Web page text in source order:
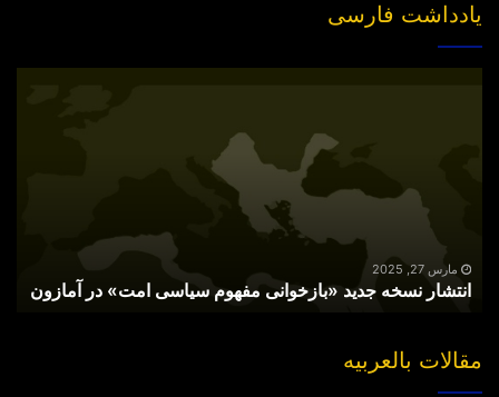
یادداشت فارسی
آمازونمارس 27, 2025
انتشار نسخه جدید «بازخوانی مفهوم سیاسی امت» در آمازون
مقالات بالعربیه